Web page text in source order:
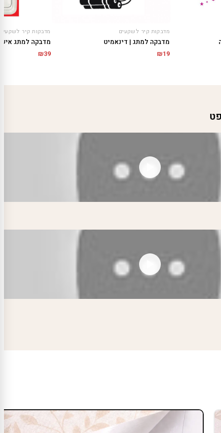
מדבקות קיר לשקעים
מדבקה למתג | דינאמיט
₪19
מדבקות קיר לשקעים
מדבקה למתג
₪39